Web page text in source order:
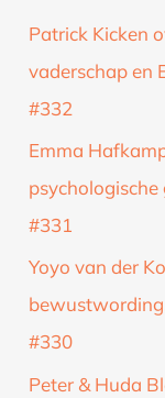
k
a
Patrick Kicken
vaderschap en
#332
Emma
psychologische
#331
Yoyo van der
#330
Peter & Huda